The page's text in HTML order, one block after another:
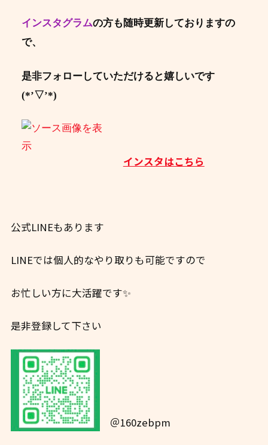
インスタグラムの方も随時更新しておりますの
で、
是非フォローしていただけると嬉しいです
(*’▽’*)
インスタはこちら
公式LINEもあります
LINEでは個人的なやり取りも可能ですので
お忙しい方に大活躍です✨
是非登録して下さい
＠160zebpm